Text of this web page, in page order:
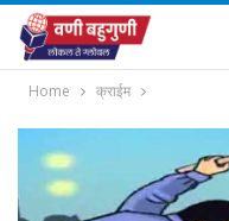
Home क्राईम